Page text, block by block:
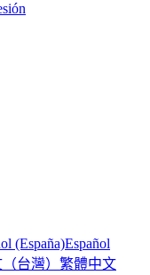
(España)Español
台灣） 繁體中文